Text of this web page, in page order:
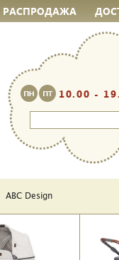
РАСПРОДАЖА
10.00 -
ABC Design